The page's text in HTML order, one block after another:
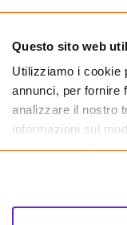
Questo sito web
Utilizziamo i cookie
annunci, per fornire
analizzare il nostro
informazioni sul
partner che si
informazioni che
tuo utilizzo dei loro